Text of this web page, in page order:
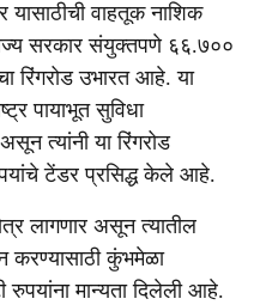
यासाठीची वाहतूक नाशिक
सरकार संयुक्तपणे ६६.७००
रिंगरोड उभारत आहे. या
पायाभूत सुविधा
त्यांनी या रिंगरोड
टेंडर प्रसिद्ध केले आहे.
लागणार असून त्यातील
करण्यासाठी कुंभमेळा
रुपयांना मान्यता दिलेली आहे.